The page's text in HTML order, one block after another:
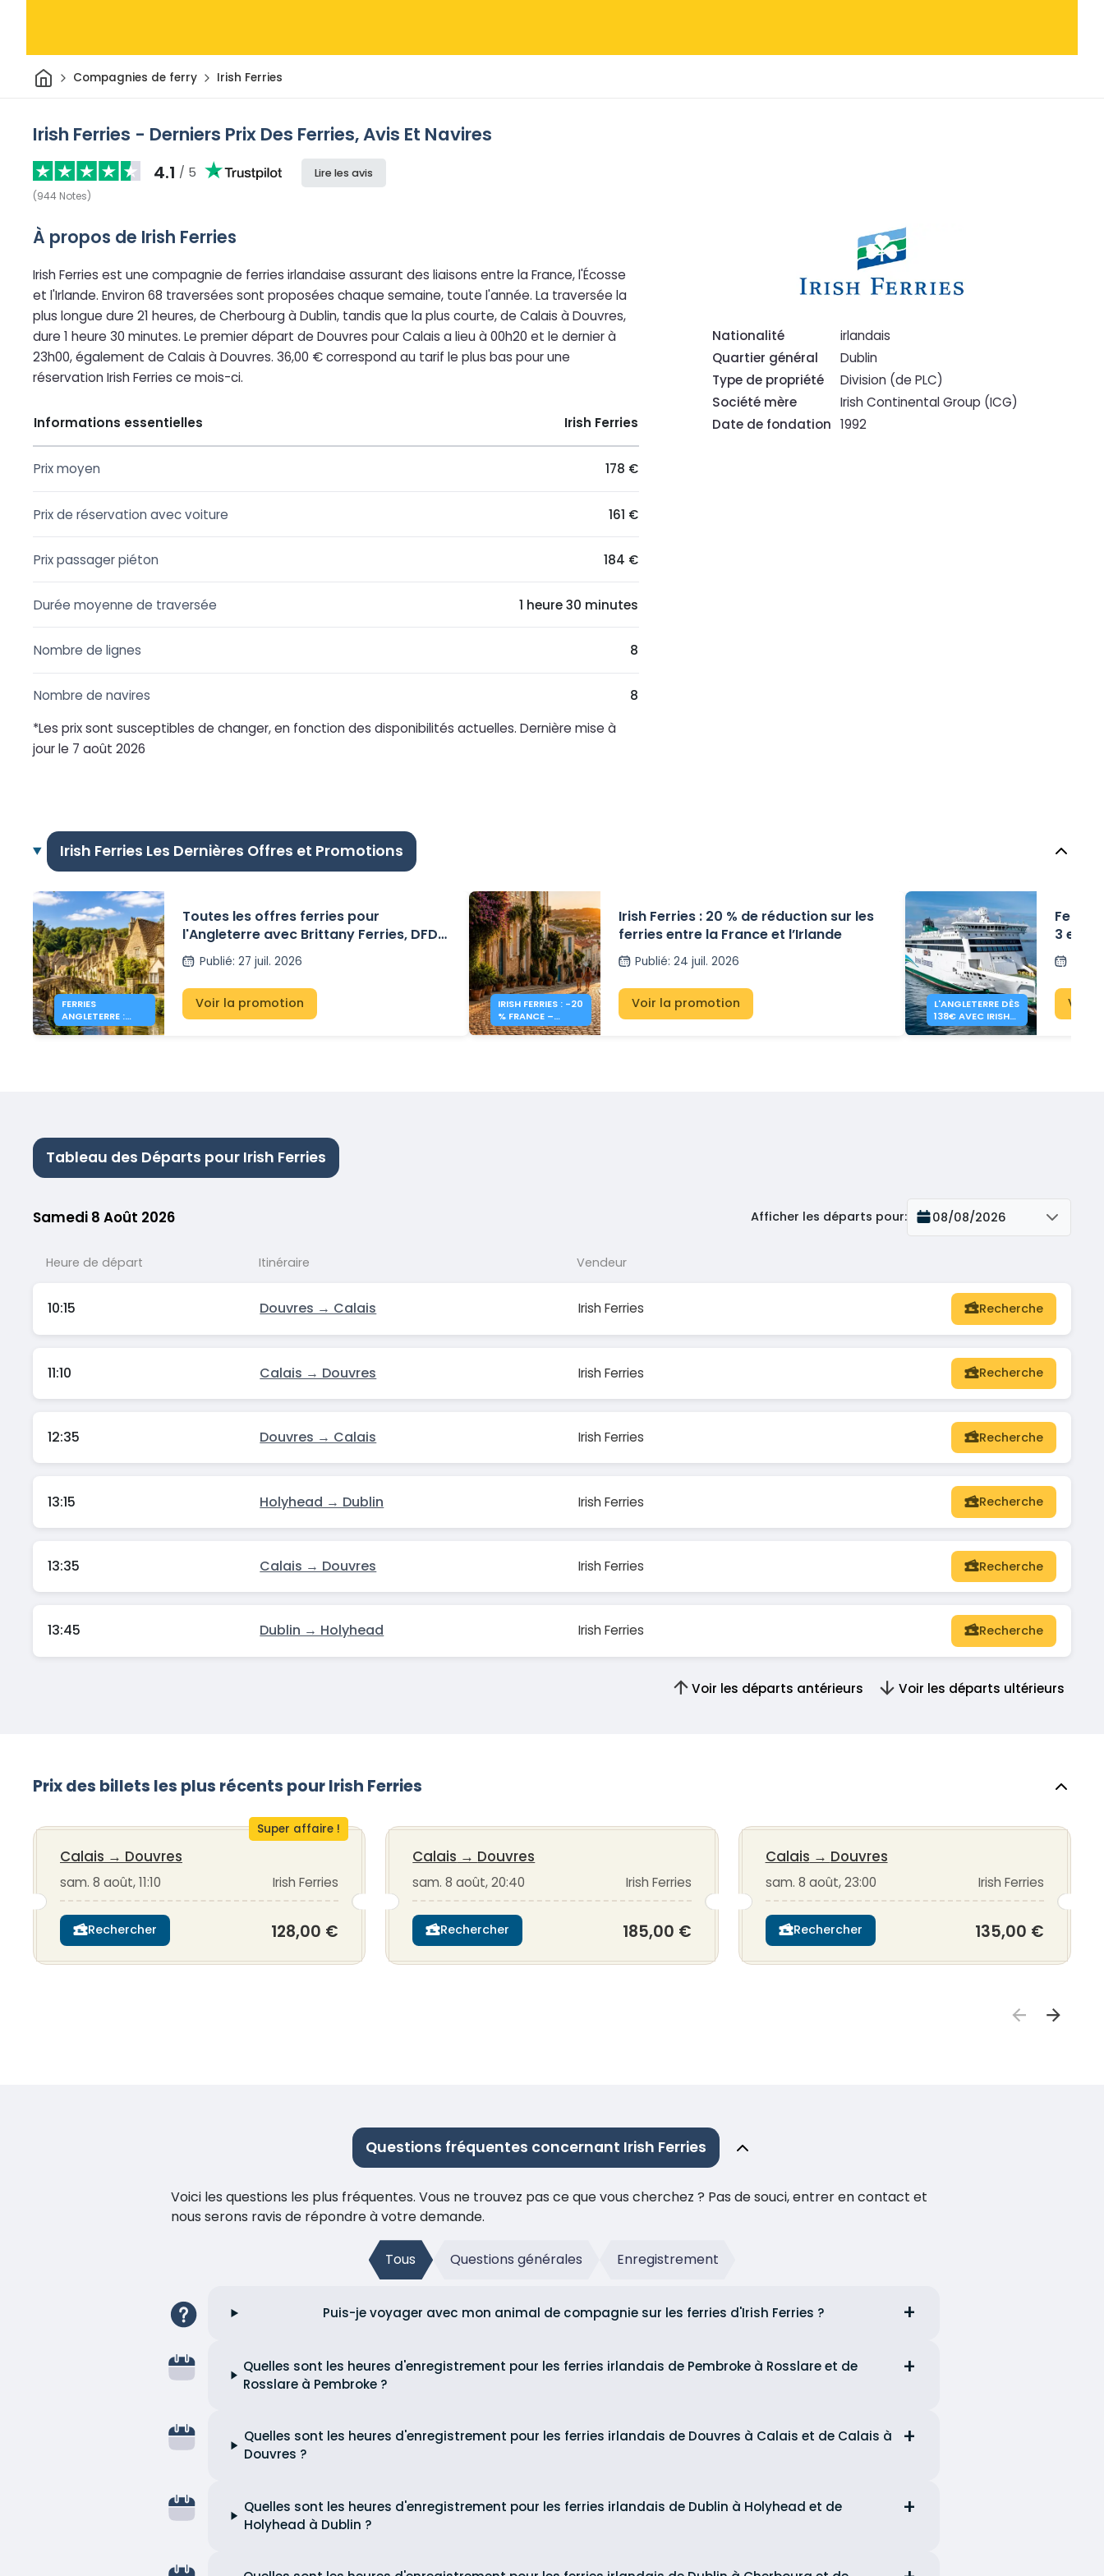
Maison
Compagnies de ferry Irish Ferries
Irish Ferries - Derniers Prix Des Ferries, Avis Et Navires
4.1 / 5
(944 Notes)
Lire les avis
À propos de Irish Ferries
Irish Ferries est une compagnie de ferries irlandaise assurant des liaisons entre la France, l'Écosse
et l'Irlande. Environ 68 traversées sont proposées chaque semaine, toute l'année. La traversée la
plus longue dure 21 heures, de Cherbourg à Dublin, tandis que la plus courte, de Calais à Douvres,
dure 1 heure 30 minutes. Le premier départ de Douvres pour Calais a lieu à 00h20 et le dernier à
23h00, également de Calais à Douvres. 36,00 € correspond au tarif le plus bas pour une
réservation Irish Ferries ce mois-ci.
Informations essentielles Irish Ferries
Prix moyen 178 €
Prix de réservation avec voiture 161 €
Prix passager piéton 184 €
Durée moyenne de traversée 1 heure 30 minutes
Nombre de lignes 8
Nombre de navires
8
*Les prix sont susceptibles de changer, en fonction des disponibilités actuelles. Dernière mise à
jour le 7 août 2026
Nationalité
irlandais
Quartier général
Dublin
Type de propriété
Division (de PLC)
Société mère
Irish Continental Group (ICG)
Date de fondation 1992
Irish Ferries Les Dernières Offres et Promotions
FERRIES
ANGLETERRE :
TOUTES LES
Toutes les offres ferries pour
l'Angleterre avec Brittany Ferries, DFDS,
Irish Ferries et P&O Ferries dès 41€
Publié: 27 juil. 2026
Voir la promotion
IRISH FERRIES : -20
% FRANCE –
IRLANDE
Irish Ferries : 20 % de réduction sur les
ferries entre la France et l’Irlande
Publié:24 juil. 2026
Voir la promotion
L'ANGLETERRE DÈS
138€ AVEC IRISH
FERRIES
3 et 5
Voir
Tableau des Départs pour Irish Ferries
Samedi 8 Août 2026 Afficher les départs pour: 08/08/2026
Heure de départ Itinéraire Vendeur
10:15 Douvres → Calais Irish Ferries Recherche
11:10 Calais → Douvres Irish Ferries Recherche
12:35 Douvres → Calais Irish Ferries Recherche
13:15 Holyhead → Dublin Irish Ferries Recherche
13:35 Calais → Douvres Irish Ferries Recherche
13:45 Dublin → Holyhead Irish Ferries Recherche
Voir les départs antérieurs Voir les départs ultérieurs
Prix des billets les plus récents pour Irish Ferries
Super affaire !
Calais → Douvres
sam. 8 août, 11:10 Irish Ferries
Rechercher 128,00 €
Calais → Douvres
sam. 8 août, 20:40 Irish Ferries
Rechercher 185,00 €
Calais → Douvres
sam. 8 août, 23:00 Irish Ferries
Rechercher 135,00 €
Questions fréquentes concernant Irish Ferries
Voici les questions les plus fréquentes. Vous ne trouvez pas ce que vous cherchez ? Pas de souci, entrer en contact et
nous serons ravis de répondre à votre demande.
Tous Questions générales Enregistrement
Puis-je voyager avec mon animal de compagnie sur les ferries d'Irish Ferries ?
Quelles sont les heures d'enregistrement pour les ferries irlandais de Pembroke à Rosslare et de
Rosslare à Pembroke ?
Quelles sont les heures d'enregistrement pour les ferries irlandais de Douvres à Calais et de Calais à
Douvres ?
Quelles sont les heures d'enregistrement pour les ferries irlandais de Dublin à Holyhead et de
Holyhead à Dublin ?